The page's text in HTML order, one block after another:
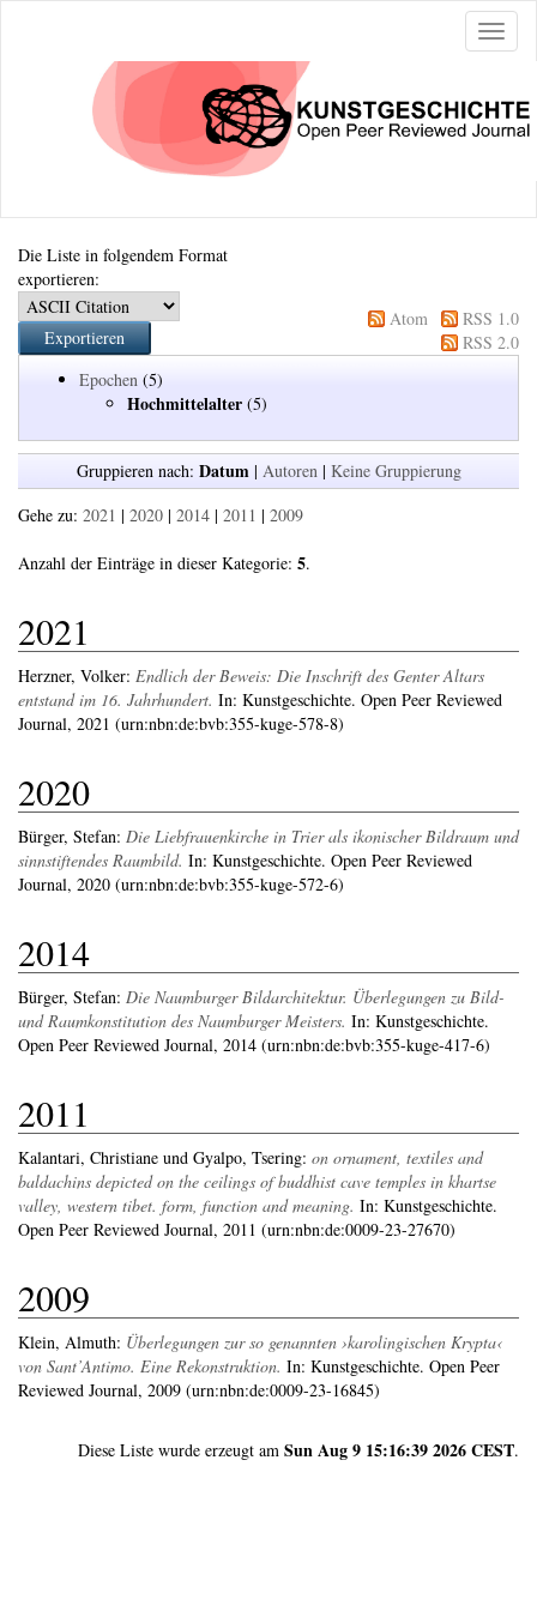
ein-/
Die Liste in folgendem Format
exportieren:
Atom
RSS 1.0
RSS 2.0
Epochen (5)
Hochmittelalter (5)
Gruppieren nach: Datum| Autoren| Keine Gruppierung
Gehe zu: 2021 | 2020 | 2014 | 2011 | 2009
Anzahl der Einträge in dieser Kategorie: 5.
2021
Herzner, Volker: Endlich der Beweis: Die Inschrift des Genter Altars
entstand im 16. Jahrhundert. In: Kunstgeschichte. Open Peer Reviewed
Journal, 2021 (urn:nbn:de:bvb:355-kuge-578-8)
2020
Bürger, Stefan: Die Liebfrauenkirche in Trier als ikonischer Bildraum und
sinnstiftendes Raumbild. In: Kunstgeschichte. Open Peer Reviewed
Journal, 2020 (urn:nbn:de:bvb:355-kuge-572-6)
2014
Bürger, Stefan: Die Naumburger Bildarchitektur. Überlegungen zu Bild-
und Raumkonstitution des Naumburger Meisters. In: Kunstgeschichte.
Open Peer Reviewed Journal, 2014 (urn:nbn:de:bvb:355-kuge-417-6)
2011
Kalantari, Christiane und Gyalpo, Tsering: on ornament, textiles and
baldachins depicted on the ceilings of buddhist cave temples in khartse
valley, western tibet. form, function and meaning. In: Kunstgeschichte.
Open Peer Reviewed Journal, 2011 (urn:nbn:de:0009-23-27670)
2009
Klein, Almuth: Überlegungen zur so genannten ›karolingischen Krypta‹
von Sant’Antimo. Eine Rekonstruktion. In: Kunstgeschichte. Open Peer
Reviewed Journal, 2009 (urn:nbn:de:0009-23-16845)
Diese Liste wurde erzeugt am Sun Aug 9 15:16:39 2026 CEST.